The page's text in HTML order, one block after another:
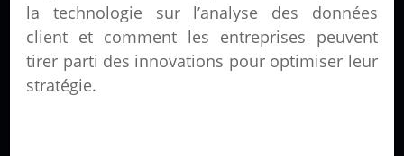
la technologie sur l’analyse des données
client et comment les entreprises peuvent
tirer parti des innovations pour optimiser leur
stratégie.